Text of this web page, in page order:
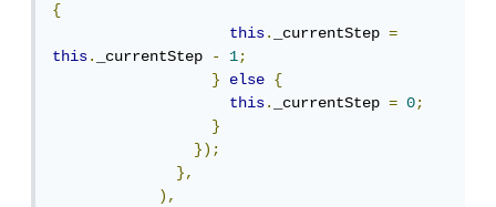
{
this. _currentStep =
this. _currentStep - 1;
}
else
{
this. _currentStep = 0;
}
});
},
),